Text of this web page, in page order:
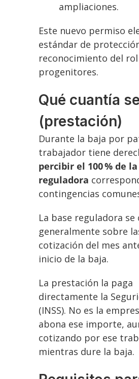
ampliaciones.
Este nuevo permiso
estándar de
reconocimiento del
progenitores.
Qué cuantía
(prestación)
Durante la baja por
trabajador tiene
percibir el 100 % de
reguladora
contingencias
La base reguladora se
generalmente sobre
cotización del mes
inicio de la baja.
La prestación la paga
directamente la
(INSS). No es la
abona ese importe,
cotizando por ese
mientras dure la baja.